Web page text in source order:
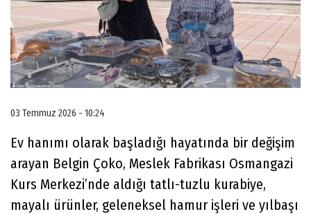
03 Temmuz 2026 - 10:24
Ev hanımı olarak başladığı hayatında bir değişim
arayan Belgin Çoko, Meslek Fabrikası Osmangazi
Kurs Merkezi’nde aldığı tatlı-tuzlu kurabiye,
mayalı ürünler, geleneksel hamur işleri ve yılbaşı